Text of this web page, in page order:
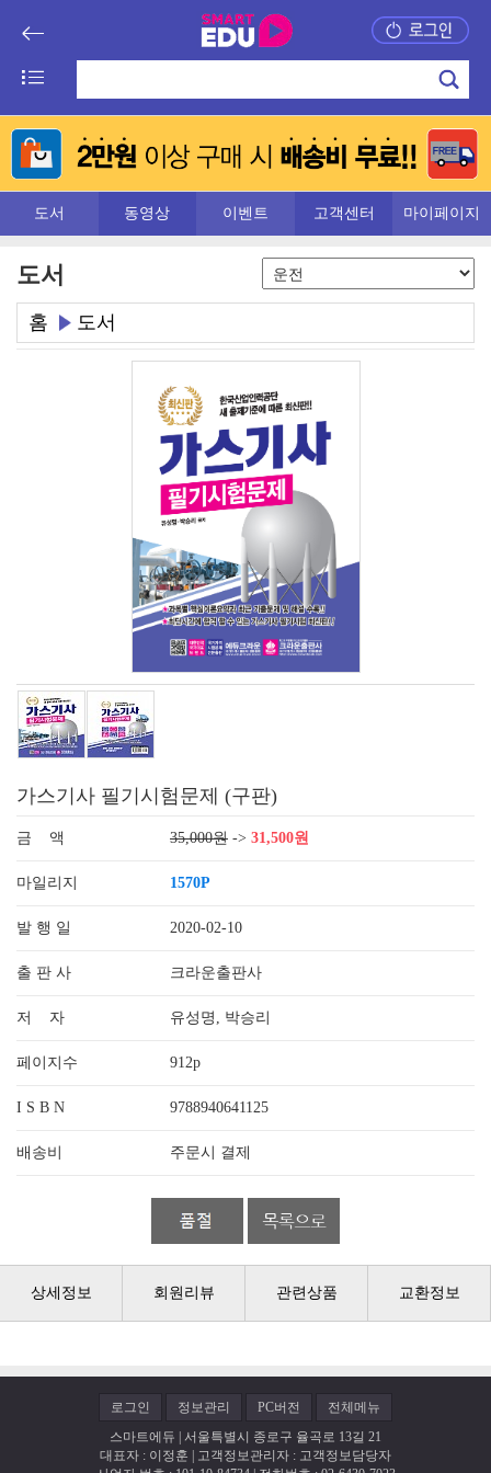
도서 동영상 이벤트 고객센터 마이페이지
도서
홈 도서
가스기사 필기시험문제 (구판)
금 액 35,000원 -> 31,500원
마일리지 1570P
발 행 일 2020-02-10
출 판 사 크라운출판사
저 자 유성명, 박승리
페이지수 912p
I S B N 9788940641125
배송비 주문시 결제
상세정보 회원리뷰 관련상품 교환정보
로그인 정보관리 PC버전
전체메뉴
스마트에듀 | 서울특별시 종로구 율곡로 13길 21
대표자 : 이정훈 | 고객정보관리자 : 고객정보담당자